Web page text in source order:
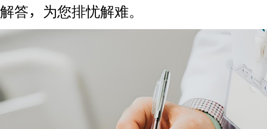
解答，为您排忧解难。